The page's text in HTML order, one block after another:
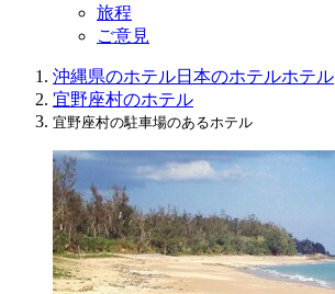
旅程
ご意見
沖縄県のホテル日本のホテルホテル
宜野座村のホテル
宜野座村の駐車場のあるホテル